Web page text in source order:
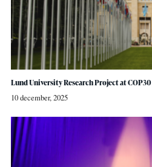
Lund University Research Project at COP30
10 december, 2025